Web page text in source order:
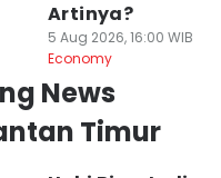
Artinya?
5 Aug 2026, 16:00 WIB
Economy
News
Timur